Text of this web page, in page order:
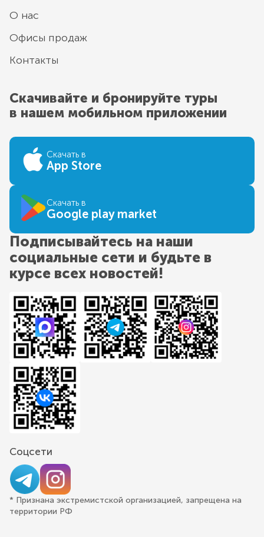
О нас
Офисы продаж
Контакты
Скачивайте и бронируйте туры
в нашем мобильном приложении
Скачать в
App Store
Скачать в
Google play market
Подписывайтесь на наши
социальные сети и будьте в
курсе всех новостей!
Соцсети
* Признана экстремистской организацией, запрещена на
территории РФ